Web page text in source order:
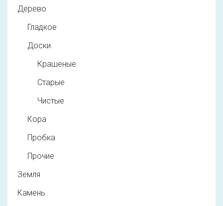
Дерево
Гладкое
Доски
Крашеные
Старые
Чистые
Кора
Пробка
Прочие
Земля
Камень